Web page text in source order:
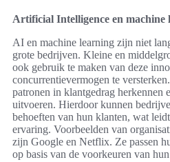
Artificial Intelligence en machine
AI en machine learning zijn niet
grote bedrijven. Kleine en
ook gebruik te maken van deze
concurrentievermogen te
patronen in klantgedrag herkennen
uitvoeren. Hierdoor kunnen
behoeften van hun klanten, wat
ervaring. Voorbeelden van
zijn Google en Netflix. Ze passen
op basis van de voorkeuren van